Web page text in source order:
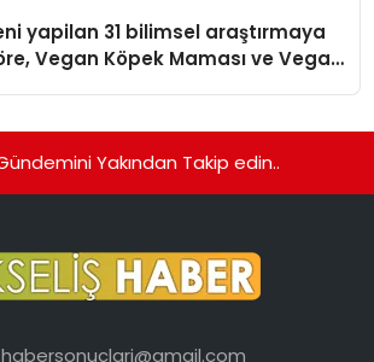
yapilan 31 bilimsel araştırmaya
Vegan Köpek Maması ve Vegan
Yakından Takip edin..
habersonuclari@gmail.com